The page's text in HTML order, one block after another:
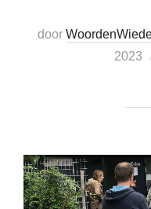
door
2023